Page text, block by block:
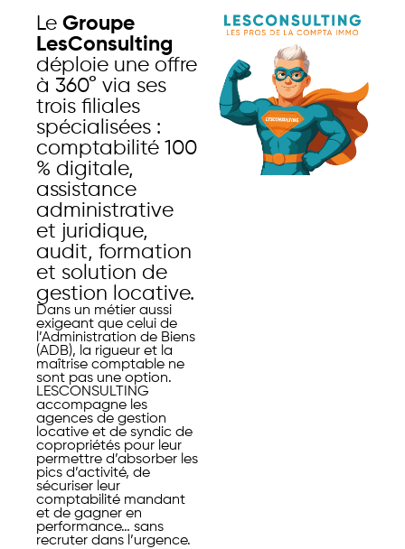
Le Groupe
LesConsulting
déploie une offre
à 360° via ses
trois filiales
spécialisées :
comptabilité 100
% digitale,
assistance
administrative
et juridique,
audit, formation
et solution de
gestion locative.
Dans un métier aussi
exigeant que celui de
l’Administration de Biens
(ADB), la rigueur et la
maîtrise comptable ne
sont pas une option.
LESCONSULTING
accompagne les
agences de gestion
locative et de syndic de
copropriétés pour leur
permettre d’absorber les
pics d’activité, de
sécuriser leur
comptabilité mandant
et de gagner en
performance… sans
recruter dans l’urgence.